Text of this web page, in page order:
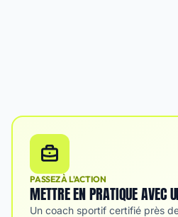
PASSEZ À L'ACTION
METTRE EN PRATIQUE AVEC
Un coach sportif certifié près